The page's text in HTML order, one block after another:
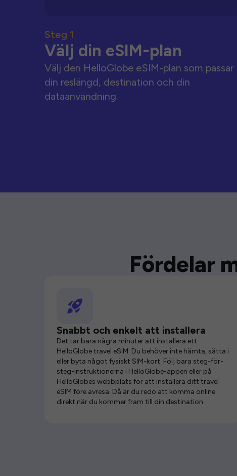
Steg 1
Välj din eSIM-plan
Välj den HelloGlobe eSIM-plan som passar
din reslängd, destination och din
dataanvändning.
Fördelar
Snabbt och enkelt att installera
Det tar bara några minuter att installera ett
HelloGlobe travel eSIM. Du behöver inte hämta, sätta i
eller byta något fysiskt SIM-kort. Följ bara steg-för-
steg-instruktionerna i HelloGlobe-appen eller på
HelloGlobes webbplats för att installera ditt travel
eSIM före avresa. Då är du redo att komma online
direkt när du kommer fram till din destination.